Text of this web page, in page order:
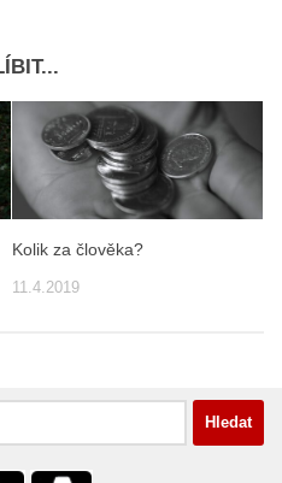
Kolik za člověka?
11.4.2019